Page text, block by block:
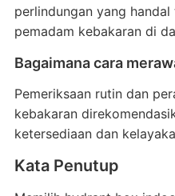
perlindungan yang
pemadam kebakaran di
Bagaimana cara
Pemeriksaan rutin dan
kebakaran
ketersediaan dan
Kata Penutup